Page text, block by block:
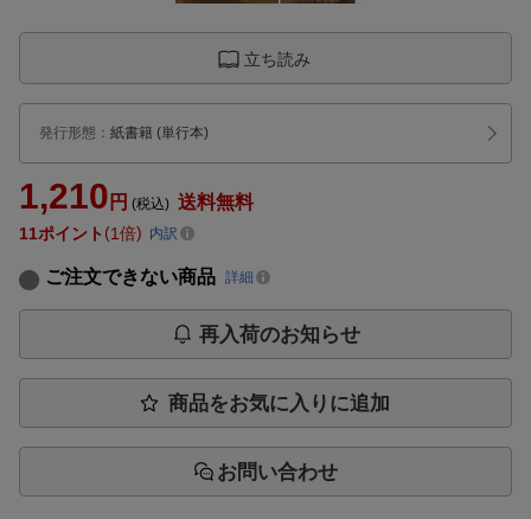
立ち読み
発行形態 ： 紙書籍 (単行本)
1,210 円 (税込) 送料無料
11ポイント 1倍 内訳
ご注文できない商品 詳細
再入荷のお知らせ
商品をお気に入りに追加
お問い合わせ